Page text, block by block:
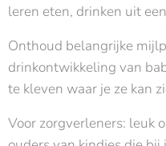
leren eten, drinken uit
Onthoud belangrijke
drinkontwikkeling van
te kleven waar je ze kan
Voor zorgverleners: leuk